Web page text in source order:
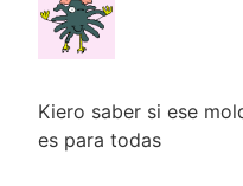
Kiero saber si ese
es para todas